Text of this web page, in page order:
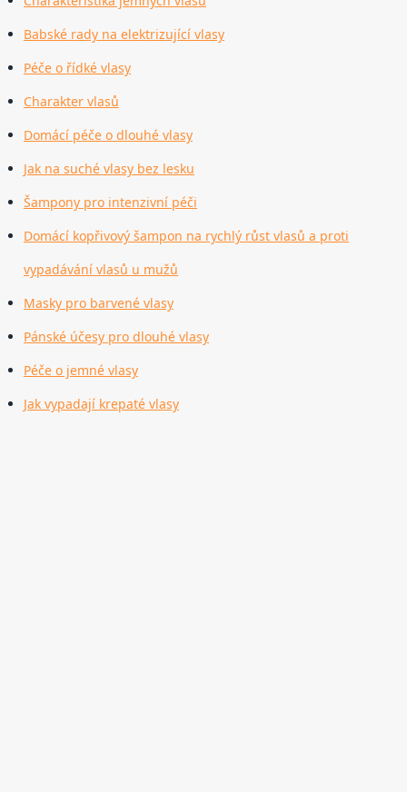
Babské rady na elektrizující vlasy
Péče o řídké vlasy
Charakter vlasů
Domácí péče o dlouhé vlasy
Jak na suché vlasy bez lesku
Šampony pro intenzivní péči
Domácí kopřivový šampon na rychlý růst vlasů a proti
vypadávání vlasů u mužů
Masky pro barvené vlasy
Pánské účesy pro dlouhé vlasy
Péče o jemné vlasy
Jak vypadají krepaté vlasy